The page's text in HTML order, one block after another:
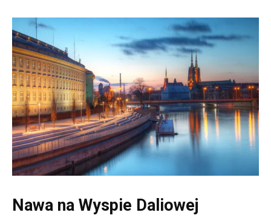
Nawa na Wyspie Daliowej